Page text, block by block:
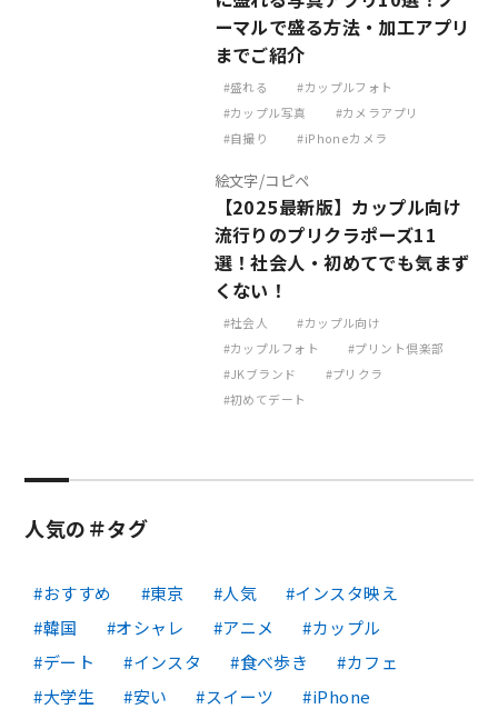
ーマルで盛る方法・加工アプリ
までご紹介
盛れる
カップルフォト
カップル写真
カメラアプリ
自撮り
iPhoneカメラ
絵文字/コピペ
【2025最新版】カップル向け
流行りのプリクラポーズ11
選！社会人・初めてでも気まず
くない！
社会人
カップル向け
カップルフォト
プリント倶楽部
JKブランド
プリクラ
初めてデート
人気の＃タグ
おすすめ 東京 人気
インスタ映え
韓国
オシャレ アニメ
カップル
デート
インスタ 食べ歩き
カフェ
大学生
安い スイーツ
iPhone